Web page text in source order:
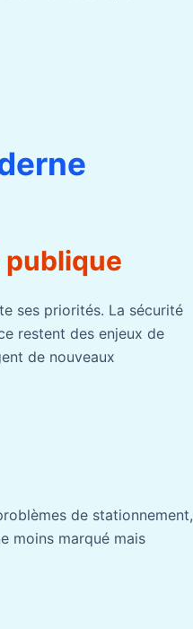
publique
ses priorités. La sécurité
restent des enjeux de
de nouveaux
de stationnement,
moins marqué mais